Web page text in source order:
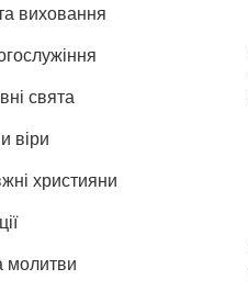
виховання
свята
віри
християни